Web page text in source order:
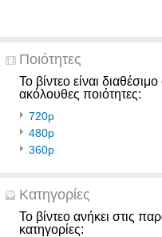
Ποιότητες
Το βίντεο είναι διαθέσιμο
ακόλουθες ποιότητες:
720p
480p
360p
Κατηγορίες
Το βίντεο ανήκει στις
κατηγορίες: